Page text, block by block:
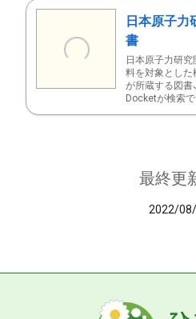
日本原子力
書
日本原子力研
料を対象とした
が所蔵する図書
Docketが検索で
最終更
2022/